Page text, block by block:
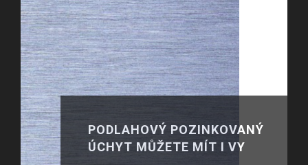
PODLAHOVÝ POZINKOVANÝ
ÚCHYT MŮŽETE MÍT I VY